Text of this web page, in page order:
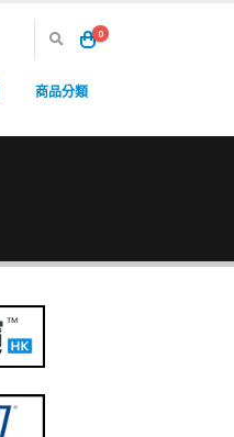
0
商品分類